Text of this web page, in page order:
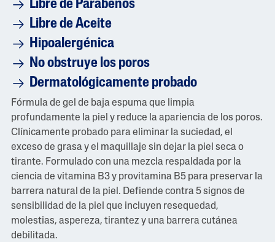
Fórmula de gel de baja espuma que limpia
profundamente la piel y reduce la apariencia de los poros.
Clínicamente probado para eliminar la suciedad, el
exceso de grasa y el maquillaje sin dejar la piel seca o
tirante. Formulado con una mezcla respaldada por la
ciencia de vitamina B3 y provitamina B5 para preservar la
barrera natural de la piel. Defiende contra 5 signos de
sensibilidad de la piel que incluyen resequedad,
molestias, aspereza, tirantez y una barrera cutánea
debilitada.
Libre de Parabenos
Libre de Aceite
Hipoalergénica
No obstruye los poros
Dermatológicamente probado